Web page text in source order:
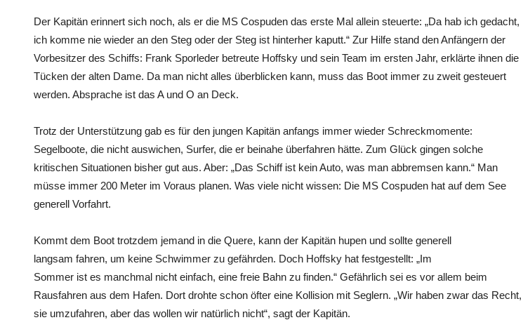
Der Kapitän erinnert sich noch, als er die MS Cospuden das erste Mal allein steuerte: „Da hab ich gedacht,
ich komme nie wieder an den Steg oder der Steg ist hinterher kaputt.“ Zur Hilfe stand den Anfängern der
Vorbesitzer des Schiffs: Frank Sporleder betreute Hoffsky und sein Team im ersten Jahr, erklärte ihnen die
Tücken der alten Dame. Da man nicht alles überblicken kann, muss das Boot immer zu zweit gesteuert
werden. Absprache ist das A und O an Deck.
Trotz der Unterstützung gab es für den jungen Kapitän anfangs immer wieder Schreckmomente:
Segelboote, die nicht auswichen, Surfer, die er beinahe überfahren hätte. Zum Glück gingen solche
kritischen Situationen bisher gut aus. Aber: „Das Schiff ist kein Auto, was man abbremsen kann.“ Man
müsse immer 200 Meter im Voraus planen. Was viele nicht wissen: Die MS Cospuden hat auf dem See
generell Vorfahrt.
Kommt dem Boot trotzdem jemand in die Quere, kann der Kapitän hupen und sollte generell
langsam fahren, um keine Schwimmer zu gefährden. Doch Hoffsky hat festgestellt: „Im
Sommer ist es manchmal nicht einfach, eine freie Bahn zu finden.“ Gefährlich sei es vor allem beim
Rausfahren aus dem Hafen. Dort drohte schon öfter eine Kollision mit Seglern. „Wir haben zwar das Recht,
sie umzufahren, aber das wollen wir natürlich nicht“, sagt der Kapitän.